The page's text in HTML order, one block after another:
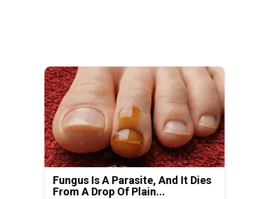
Fungus Is A Parasite, And It Dies
From A Drop Of Plain...